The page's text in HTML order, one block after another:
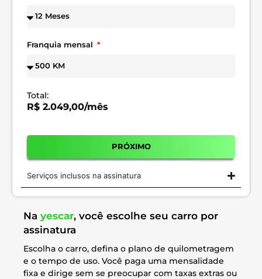
Franquia mensal
Total:
R$ 2.049,00/mês
PRÓXIMO
Serviços inclusos na assinatura
Na yescar, você escolhe seu carro por
assinatura
Escolha o carro, defina o plano de quilometragem
e o tempo de uso. Você paga uma mensalidade
fixa e dirige sem se preocupar com taxas extras ou